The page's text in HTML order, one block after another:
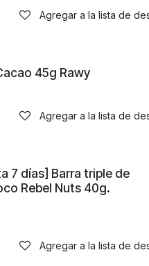
Agregar a la lista de
45g Rawy
Agregar a la lista de
7 días] Barra triple de
Rebel Nuts 40g.
Agregar a la lista de